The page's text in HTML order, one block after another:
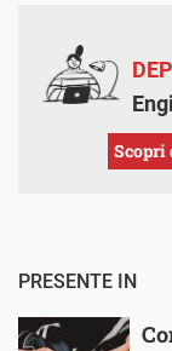
Scopri
PRESENTE IN